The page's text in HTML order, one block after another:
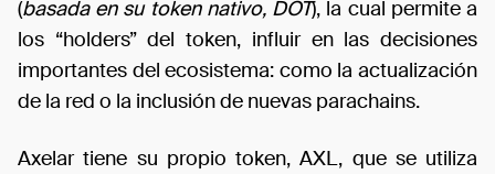
(basada en su token nativo, DOT), la cual permite a
los “holders” del token, influir en las decisiones
importantes del ecosistema: como la actualización
de la red o la inclusión de nuevas parachains.
Axelar tiene su propio token, AXL, que se utiliza